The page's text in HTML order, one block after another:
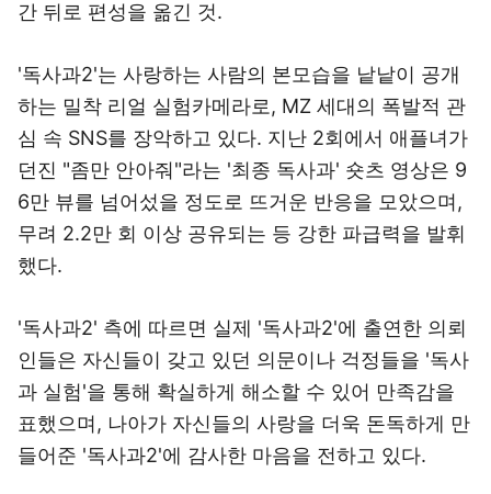
간 뒤로 편성을 옮긴 것.
'독사과2'는 사랑하는 사람의 본모습을 낱낱이 공개
하는 밀착 리얼 실험카메라로, MZ 세대의 폭발적 관
심 속 SNS를 장악하고 있다. 지난 2회에서 애플녀가
던진 "좀만 안아줘"라는 '최종 독사과' 숏츠 영상은 9
6만 뷰를 넘어섰을 정도로 뜨거운 반응을 모았으며,
무려 2.2만 회 이상 공유되는 등 강한 파급력을 발휘
했다.
'독사과2' 측에 따르면 실제 '독사과2'에 출연한 의뢰
인들은 자신들이 갖고 있던 의문이나 걱정들을 '독사
과 실험'을 통해 확실하게 해소할 수 있어 만족감을
표했으며, 나아가 자신들의 사랑을 더욱 돈독하게 만
들어준 '독사과2'에 감사한 마음을 전하고 있다.